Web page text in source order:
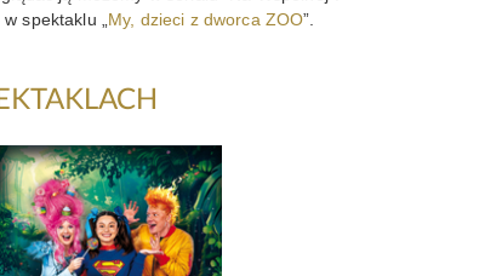
spektaklu „ My, dzieci z dworca ZOO”.